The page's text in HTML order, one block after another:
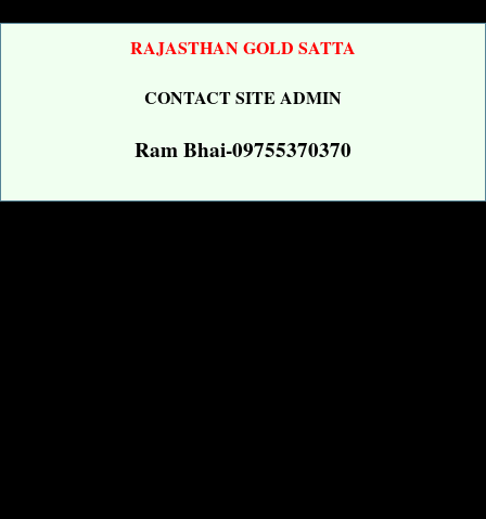
RAJASTHAN GOLD SATTA
CONTACT SITE ADMIN
Ram Bhai-09755370370